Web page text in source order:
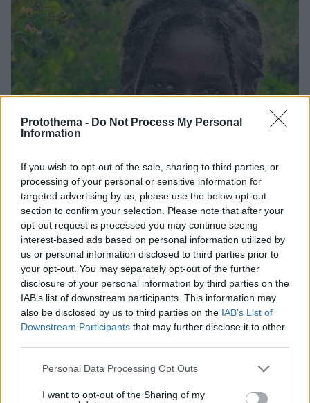
Protothema - Do Not Process My Personal
Information
If you wish to opt-out of the sale, sharing to third parties, or
processing of your personal or sensitive information for
targeted advertising by us, please use the below opt-out
section to confirm your selection. Please note that after your
opt-out request is processed you may continue seeing
interest-based ads based on personal information utilized by
us or personal information disclosed to third parties prior to
your opt-out. You may separately opt-out of the further
disclosure of your personal information by third parties on the
IAB’s list of downstream participants. This information may
also be disclosed by us to third parties on the IAB’s List of
Downstream Participants that may further disclose it to other
Please note that this website/app uses one or more Google
not limited to your visit or usage behaviour. You may click to
Personal Data Processing Opt Outs
I want to opt-out of the Sharing of my
Νεαρή γυναίκα με ακατέργαστη ομορφιά από την
Αιθιοπία έγινε viral, δείτε την εντυπωσιακή
μεταμόρφωσή της από μακιγιέρ
06.08.2026, 09:18
515 που έρχεται Ελλάδα και θα πετά